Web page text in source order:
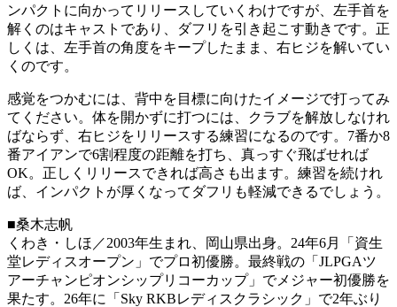
ンパクトに向かってリリースしていくわけですが、左手首を
解くのはキャストであり、ダフリを引き起こす動きです。正
しくは、左手首の角度をキープしたまま、右ヒジを解いてい
くのです。
感覚をつかむには、背中を目標に向けたイメージで打ってみ
てください。体を開かずに打つには、クラブを解放しなけれ
ばならず、右ヒジをリリースする練習になるのです。7番か8
番アイアンで6割程度の距離を打ち、真っすぐ飛ばせれば
OK。正しくリリースできれば高さも出ます。練習を続けれ
ば、インパクトが厚くなってダフリも軽減できるでしょう。
■桑木志帆
くわき・しほ／2003年生まれ、岡山県出身。24年6月「資生
堂レディスオープン」でプロ初優勝。最終戦の「JLPGAツ
アーチャンピオンシップリコーカップ」でメジャー初優勝を
果たす。26年に「Sky RKBレディスクラシック」で2年ぶり